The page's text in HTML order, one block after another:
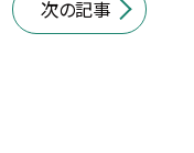
次の記事